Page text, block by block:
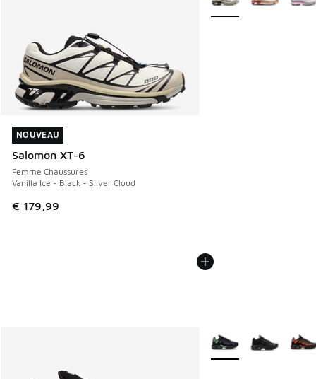
NOUVEAU
Salomon XT-6
Femme Chaussures
Vanilla Ice - Black - Silver Cloud
€ 179,99
NOUVEAU
Plus de couleurs